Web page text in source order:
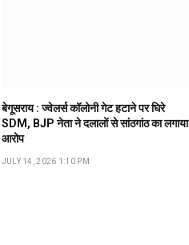
बेगूसराय : ज्वेलर्स कॉलोनी गेट हटाने पर घिरे
SDM, BJP नेता ने दलालों से सांठगांठ का लगाया
आरोप
JULY 14, 2026 1:10 PM